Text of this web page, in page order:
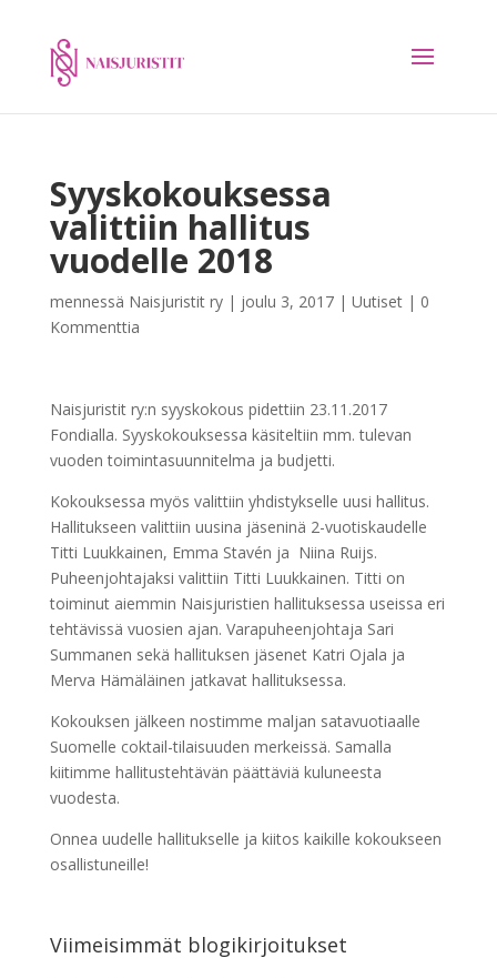
Syyskokouksessa
valittiin hallitus
vuodelle 2018
mennessä Naisjuristit ry| joulu 3, 2017| Uutiset| 0
Kommenttia
Naisjuristit ry:n syyskokous pidettiin 23.11.2017
Fondialla. Syyskokouksessa käsiteltiin mm. tulevan
vuoden toimintasuunnitelma ja budjetti.
Kokouksessa myös valittiin yhdistykselle uusi hallitus.
Hallitukseen valittiin uusina jäseninä 2-vuotiskaudelle
Titti Luukkainen, Emma Stavén ja Niina Ruijs.
Puheenjohtajaksi valittiin Titti Luukkainen. Titti on
toiminut aiemmin Naisjuristien hallituksessa useissa eri
tehtävissä vuosien ajan. Varapuheenjohtaja Sari
Summanen sekä hallituksen jäsenet Katri Ojala ja
Merva Hämäläinen jatkavat hallituksessa.
Kokouksen jälkeen nostimme maljan satavuotiaalle
Suomelle coktail-tilaisuuden merkeissä. Samalla
kiitimme hallitustehtävän päättäviä kuluneesta
vuodesta.
Onnea uudelle hallitukselle ja kiitos kaikille kokoukseen
osallistuneille!
Viimeisimmät blogikirjoitukset